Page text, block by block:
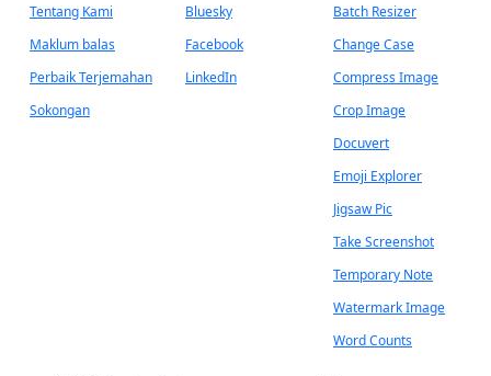
Tentang Kami
Maklum balas
Perbaik Terjemahan
Sokongan
Bluesky
Facebook
LinkedIn
Batch Resizer
Change Case
Compress Image
Crop Image
Docuvert
Emoji Explorer
Jigsaw Pic
Take Screenshot
Temporary Note
Watermark Image
Word Counts